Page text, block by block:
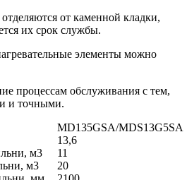
от каменной кладки,
их срок службы.
элементы можно
процессам обслуживания с тем,
и точными.
MD135GSA/MDS13G5SA
13,6
м3
11
м3
20